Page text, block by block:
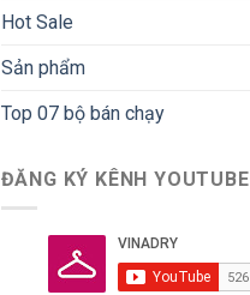
Hot Sale
Sản phẩm
Top 07 bộ bán chạy
ĐĂNG KÝ KÊNH YOUTUBE